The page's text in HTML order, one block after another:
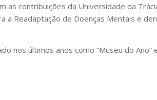
as contribuições da Universidade da
a Readaptação de Doenças Mentais e
nos últimos anos como “Museu do Ano”